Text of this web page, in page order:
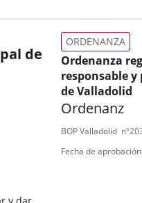
de
Ordenanza
responsable
de Valladolid
Ordenanz
Tipo
de
ORDENANZA
Referencia
BOP Valladolid nº
Fecha de aprobación